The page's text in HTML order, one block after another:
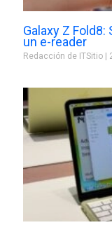
Galaxy Z
un e-reader
Redacción de ITSitio